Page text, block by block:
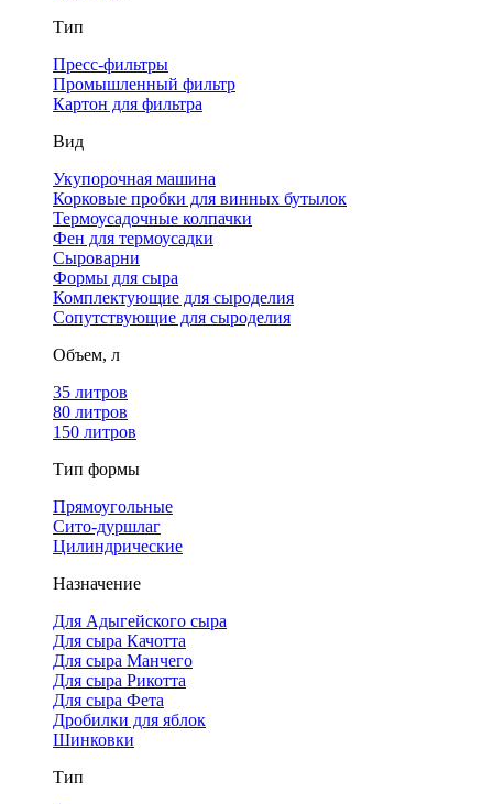
Тип
Пресс-фильтры
Промышленный фильтр
Картон для фильтра
Вид
Укупорочная машина
Корковые пробки для винных бутылок
Термоусадочные колпачки
Фен для термоусадки
Сыроварни
Формы для сыра
Комплектующие для сыроделия
Сопутствующие для сыроделия
Объем, л
35 литров
80 литров
150 литров
Тип формы
Прямоугольные
Сито-дуршлаг
Цилиндрические
Назначение
Для Адыгейского сыра
Для сыра Качотта
Для сыра Манчего
Для сыра Рикотта
Для сыра Фета
Дробилки для яблок
Шинковки
Тип